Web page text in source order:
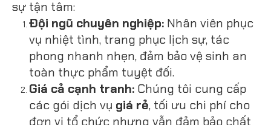
sự tận tâm:
Đội ngũ chuyên nghiệp: Nhân viên phục
vụ nhiệt tình, trang phục lịch sự, tác
phong nhanh nhẹn, đảm bảo vệ sinh an
toàn thực phẩm tuyệt đối.
Giá cả cạnh tranh: Chúng tôi cung cấp
các gói dịch vụ giá rẻ, tối ưu chi phí cho
đơn vị tổ chức nhưng vẫn đảm bảo chất